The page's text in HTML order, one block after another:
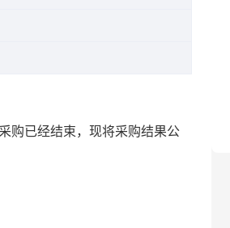
购已经结束，现将采购结果公